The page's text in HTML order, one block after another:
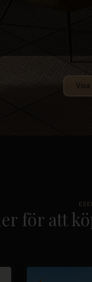
för att